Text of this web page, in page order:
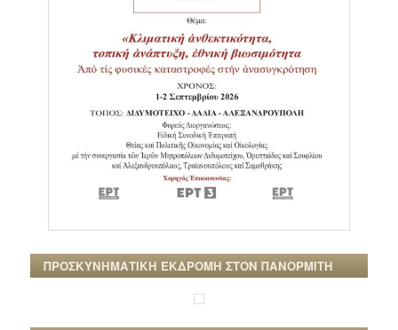
ΠΡΟΣΚΥΝΗΜΑΤΙΚΗ ΕΚΔΡΟΜΗ ΣΤΟΝ ΠΑΝΟΡΜΙΤΗ